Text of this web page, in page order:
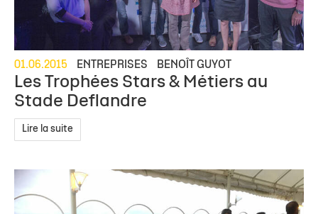
01.06.2015 ENTREPRISES BENOÎT GUYOT
Les Trophées Stars & Métiers au
Stade Deflandre
Lire la suite